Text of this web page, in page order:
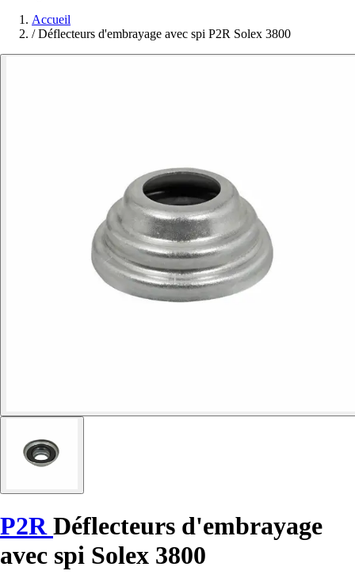
Accueil
/ Déflecteurs d'embrayage avec spi P2R Solex 3800
P2R Déflecteurs d'embrayage
avec spi Solex 3800